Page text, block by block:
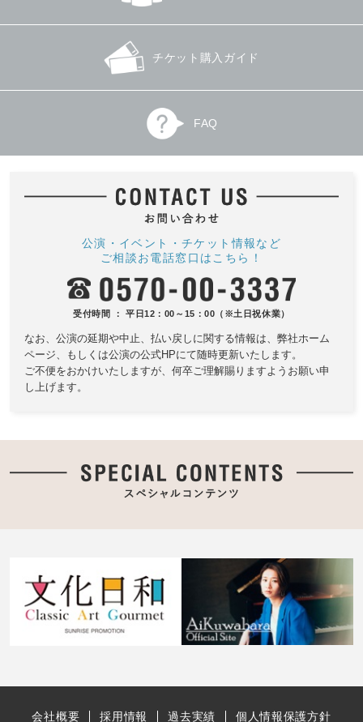
チケット購入ガイド
FAQ
公演・イベント・チケット情報など
ご相談お電話窓口はこちら！
受付時間 ： 平日12：00～15：00（※土日祝休業）
なお、公演の延期や中止、払い戻しに関する情報は、 弊社ホーム
ページ、もしくは公演の公式HPにて随時更新いたします。
ご不便をおかけいたしますが、何卒ご理解賜りますようお願い申
し上げます。
会社概要 採用情報 過去実績 個人情報保護方針